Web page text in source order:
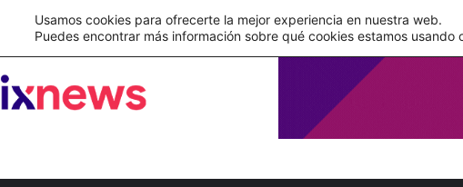
completa la implementación de su WMS en la nube
Usamos cookies para ofrecerte la mejor experiencia en nuestra web.
Puedes encontrar más información sobre qué cookies estamos